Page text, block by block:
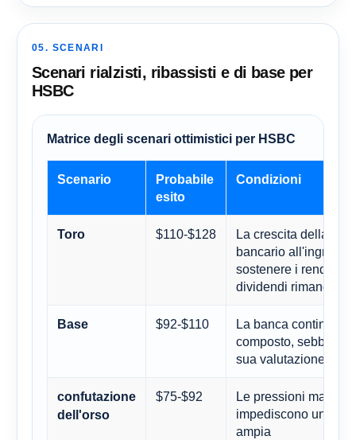
05. SCENARI
Scenari rialzisti, ribassisti e di base per
HSBC
Matrice degli scenari ottimistici per HSBC
Scenario
Probabile
esito
Condizioni
Toro $110-$128
La crescita della
bancario
sostenere i
dividendi rimangono
Base $92-$110
La banca continua a
composto, sebbene
sua valutazione
confutazione
dell'orso
$75-$92
Le pressioni macro
impediscono una
ampia